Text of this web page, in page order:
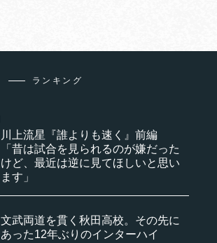
ランキング
川上流星『誰よりも速く』前編
「昔は試合を見られるのが嫌だった
けど、最近は逆に見てほしいと思い
ます」
文武両道を貫く秋田高校。その先に
あった12年ぶりのインターハイ